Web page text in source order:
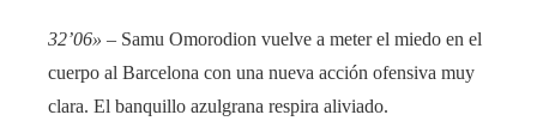
32’06» – Samu Omorodion vuelve a meter el miedo en el
cuerpo al Barcelona con una nueva acción ofensiva muy
clara. El banquillo azulgrana respira aliviado.